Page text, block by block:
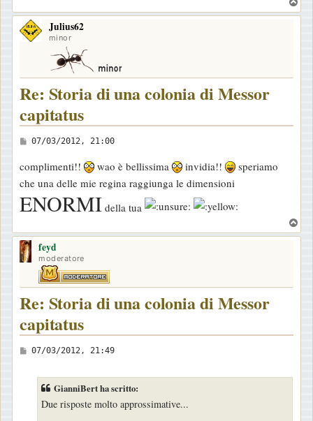
o
Julius62
minor
Re: Storia di una colonia di Messor
capitatus
M
s
s
a
g
i
07/03/2012, 21:00
complimenti!! wao è bellissima invidia!!
speriamo
che una delle mie regina raggiunga le dimensioni
ENORMI della tua
o
feyd
moderatore
Re: Storia di una colonia di Messor
capitatus
M
07/03/2012, 21:49
GianniBert ha scritto:
Due risposte molto approssimative...